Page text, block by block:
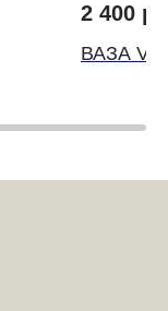
2 400 р.
ВАЗА